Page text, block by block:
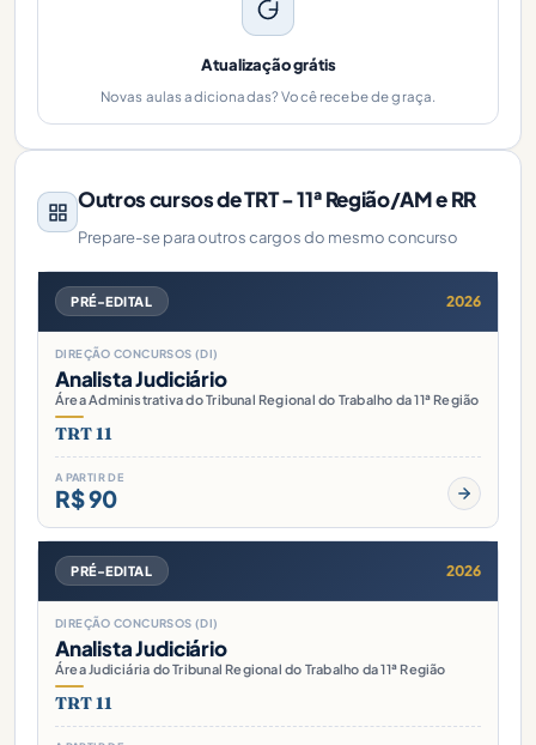
Atualização grátis
Novas aulas adicionadas? Você recebe de graça.
Outros cursos de TRT - 11ª Região/AM e RR
Prepare-se para outros cargos do mesmo concurso
PRÉ-EDITAL 2026
DIREÇÃO CONCURSOS (DI)
Analista Judiciário
Área Administrativa do Tribunal Regional do Trabalho da 11ª Região
TRT 11
A PARTIR DE
R$ 90
PRÉ-EDITAL 2026
DIREÇÃO CONCURSOS (DI)
Analista Judiciário
Área Judiciária do Tribunal Regional do Trabalho da 11ª Região
TRT 11